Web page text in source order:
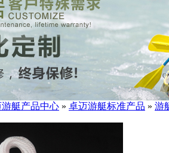
艇产品中心 » 卓迈游艇标准产品 » 游